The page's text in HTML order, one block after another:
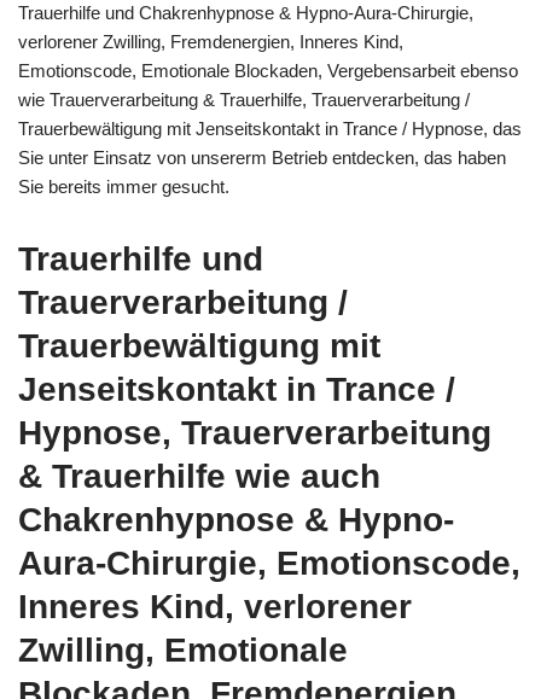
Trauerhilfe und Chakrenhypnose & Hypno-Aura-Chirurgie,
verlorener Zwilling, Fremdenergien, Inneres Kind,
Emotionscode, Emotionale Blockaden, Vergebensarbeit ebenso
wie Trauerverarbeitung & Trauerhilfe, Trauerverarbeitung /
Trauerbewältigung mit Jenseitskontakt in Trance / Hypnose, das
Sie unter Einsatz von unsererm Betrieb entdecken, das haben
Sie bereits immer gesucht.
Trauerhilfe und
Trauerverarbeitung /
Trauerbewältigung mit
Jenseitskontakt in Trance /
Hypnose, Trauerverarbeitung
& Trauerhilfe wie auch
Chakrenhypnose & Hypno-
Aura-Chirurgie, Emotionscode,
Inneres Kind, verlorener
Zwilling, Emotionale